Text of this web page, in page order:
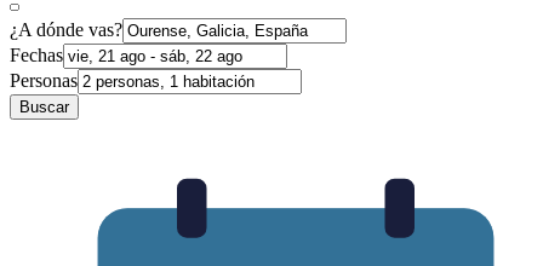
¿A dónde vas?
Fechas
Personas
Buscar